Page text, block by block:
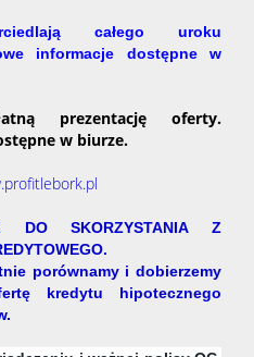
całego uroku
informacje dostępne w
prezentację oferty.
w biurze.
DO SKORZYSTANIA Z
porównamy i dobierzemy
kredytu hipotecznego